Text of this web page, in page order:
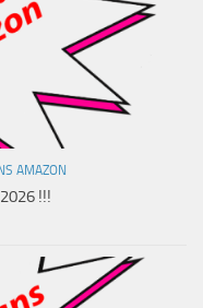
AMAZON
!!!